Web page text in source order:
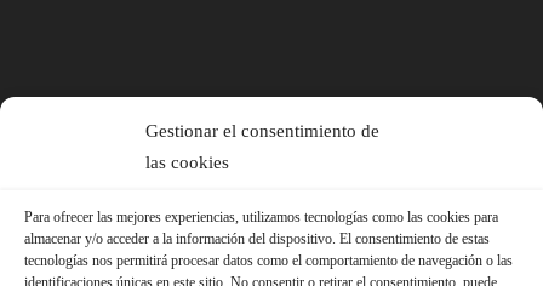
Gestionar el consentimiento de
las cookies
Para ofrecer las mejores experiencias, utilizamos tecnologías como las cookies para
almacenar y/o acceder a la información del dispositivo. El consentimiento de estas
tecnologías nos permitirá procesar datos como el comportamiento de navegación o las
identificaciones únicas en este sitio. No consentir o retirar el consentimiento, puede